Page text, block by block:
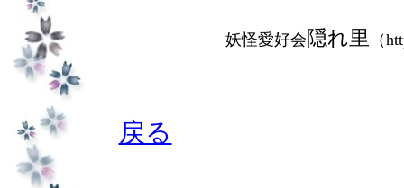
妖怪愛好会隠れ里 （
戻る